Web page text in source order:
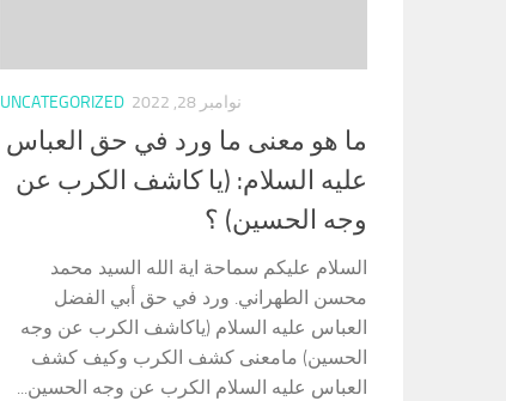
UNCATEGORIZED نوامبر 28, 2022
ما هو معنى ما ورد في حق العباس
عليه السلام: (يا كاشف الكرب عن
وجه الحسين) ؟
السلام عليكم سماحة اية الله السيد محمد
محسن الطهراني. ورد في حق أبي الفضل
العباس عليه السلام (ياكاشف الكرب عن وجه
الحسين) مامعنى كشف الكرب وكيف كشف
العباس عليه السلام الكرب عن وجه الحسين...